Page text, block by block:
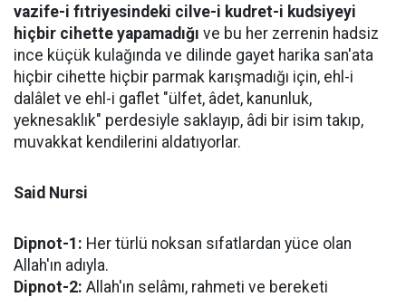
vazife-i fıtriyesindeki cilve-i kudret-i kudsiyeyi
hiçbir cihette yapamadığı ve bu her zerrenin hadsiz
ince küçük kulağında ve dilinde gayet harika san'ata
hiçbir cihette hiçbir parmak karışmadığı için, ehl-i
dalâlet ve ehl-i gaflet "ülfet, âdet, kanunluk,
yeknesaklık" perdesiyle saklayıp, âdi bir isim takıp,
muvakkat kendilerini aldatıyorlar.
Said Nursi
Dipnot-1: Her türlü noksan sıfatlardan yüce olan
Allah'ın adıyla.
Dipnot-2: Allah'ın selâmı, rahmeti ve bereketi